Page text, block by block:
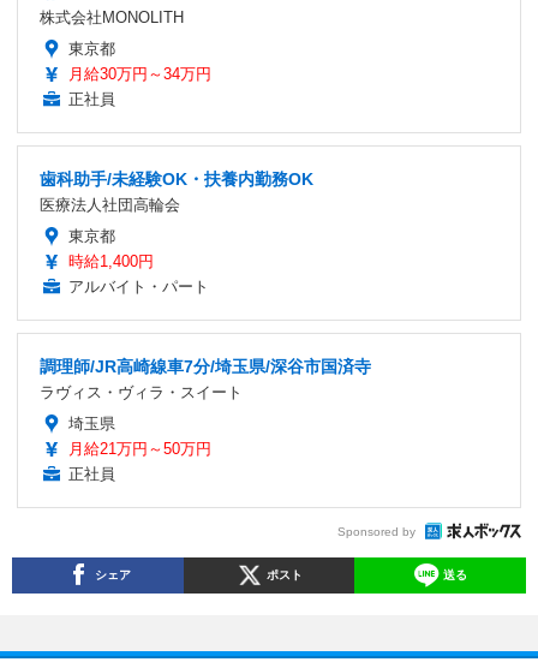
株式会社MONOLITH
東京都
月給30万円～34万円
正社員
歯科助手/未経験OK・扶養内勤務OK
医療法人社団高輪会
東京都
時給1,400円
アルバイト・パート
調理師/JR高崎線車7分/埼玉県/深谷市国済寺
ラヴィス・ヴィラ・スイート
埼玉県
月給21万円～50万円
正社員
Sponsored by
シェア ポスト 送る